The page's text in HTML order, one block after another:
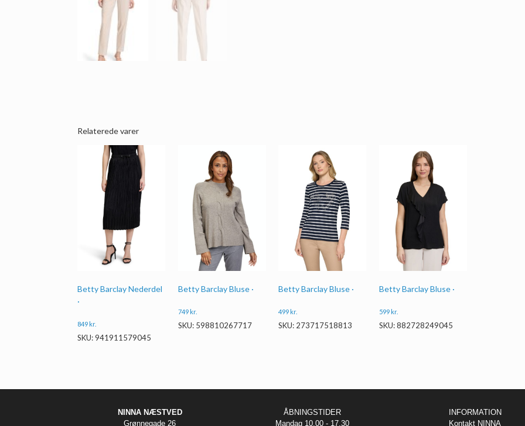
Relaterede varer
Betty Barclay Nederdel
·
849 kr.
SKU: 941911579045
Betty Barclay Bluse ·
749 kr.
SKU: 598810267717
Betty Barclay Bluse ·
499 kr.
SKU: 273717518813
Betty Barclay Bluse ·
599 kr.
SKU: 882728249045
NINNA NÆSTVED
Grønnegade 26
ÅBNINGSTIDER
Mandag 10.00 - 17.30
INFORMATION
Kontakt NINNA